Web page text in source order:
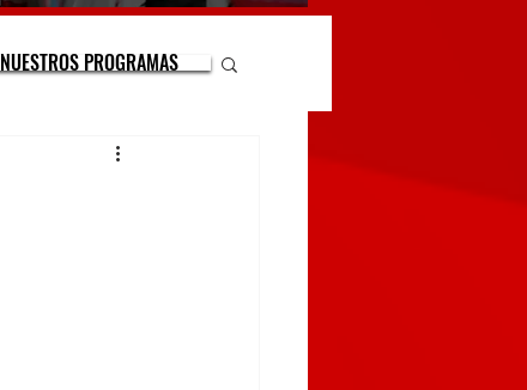
NUESTROS PROGRAMAS